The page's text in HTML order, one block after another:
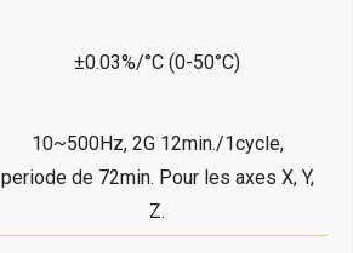
±0.03%/°C (0-50°C)
10~500Hz, 2G 12min./1cycle,
periode de 72min. Pour les axes X, Y,
Z.